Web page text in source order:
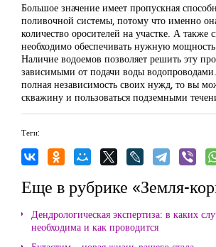
Большое значение имеет пропускная
поливочной системы, потому что именно
количество оросителей на участке. А также
необходимо обеспечивать нужную
Наличие водоемов позволяет решить эту
зависимыми от подачи воды водопроводами.
полная независимость своих нужд, то вы
скважину и пользоваться подземными
Теги:
Еще в рубрике «Земля-
Дендрологическая экспертиза: в каких
необходима и как проводится